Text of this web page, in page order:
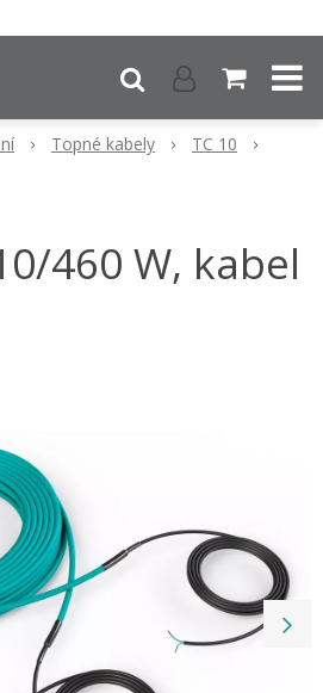
Topné kabely
TC 10
460 W, kabel